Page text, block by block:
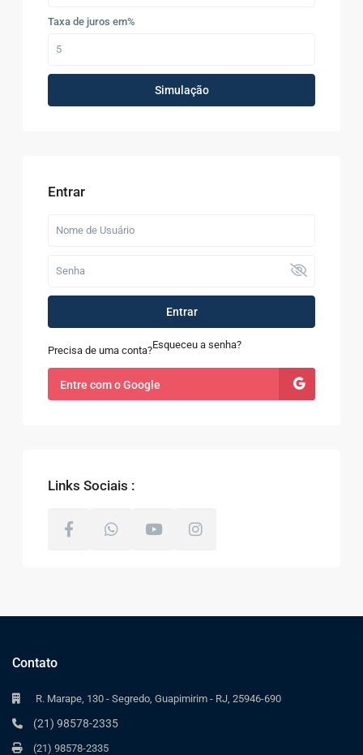
Taxa de juros em%
Simulação
Entrar
Entrar
Precisa de uma conta?Esqueceu a senha?
Entre com o Google
Links Sociais :
Contato
R. Marape, 130 - Segredo, Guapimirim - RJ, 25946-690
(21) 98578-2335
(21) 98578-2335